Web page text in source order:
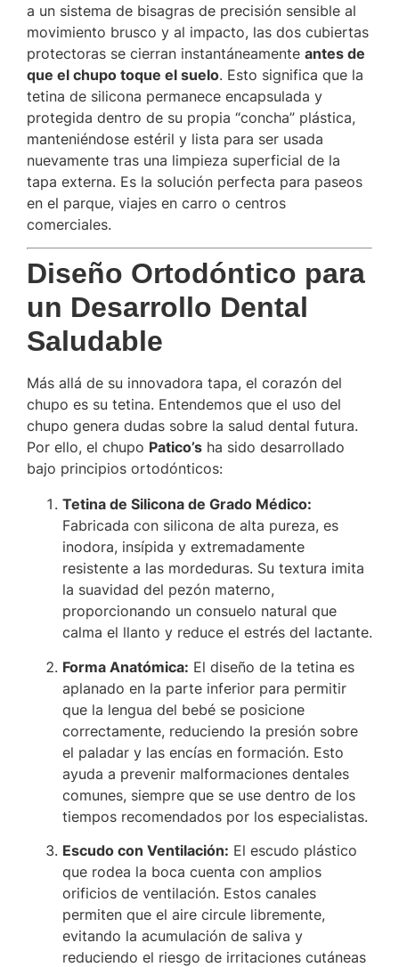
a un sistema de bisagras de precisión sensible al
movimiento brusco y al impacto, las dos cubiertas
protectoras se cierran instantáneamente antes de
que el chupo toque el suelo. Esto significa que la
tetina de silicona permanece encapsulada y
protegida dentro de su propia “concha” plástica,
manteniéndose estéril y lista para ser usada
nuevamente tras una limpieza superficial de la
tapa externa. Es la solución perfecta para paseos
en el parque, viajes en carro o centros
comerciales.
Diseño Ortodóntico para
un Desarrollo Dental
Saludable
Más allá de su innovadora tapa, el corazón del
chupo es su tetina. Entendemos que el uso del
chupo genera dudas sobre la salud dental futura.
Por ello, el chupo Patico’s ha sido desarrollado
bajo principios ortodónticos:
Tetina de Silicona de Grado Médico:
Fabricada con silicona de alta pureza, es
inodora, insípida y extremadamente
resistente a las mordeduras. Su textura imita
la suavidad del pezón materno,
proporcionando un consuelo natural que
calma el llanto y reduce el estrés del lactante.
Forma Anatómica: El diseño de la tetina es
aplanado en la parte inferior para permitir
que la lengua del bebé se posicione
correctamente, reduciendo la presión sobre
el paladar y las encías en formación. Esto
ayuda a prevenir malformaciones dentales
comunes, siempre que se use dentro de los
tiempos recomendados por los especialistas.
Escudo con Ventilación: El escudo plástico
que rodea la boca cuenta con amplios
orificios de ventilación. Estos canales
permiten que el aire circule libremente,
evitando la acumulación de saliva y
reduciendo el riesgo de irritaciones cutáneas